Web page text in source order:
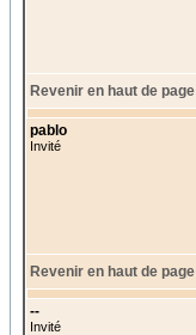
Revenir en haut de page
pablo
Invité
Revenir en haut de page
--
Invité